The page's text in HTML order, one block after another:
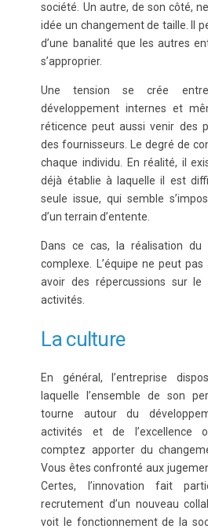
société. Un autre, de son côté,
idée un changement de taille. Il
d’une banalité que les autres
s’approprier.
Une tension se crée
développement internes et
réticence peut aussi venir des
des fournisseurs. Le degré de
chaque individu. En réalité, il
déjà établie à laquelle il est
seule issue, qui semble
d’un terrain d’entente.
Dans ce cas, la réalisation du
complexe. L’équipe ne peut
avoir des répercussions sur le
activités.
La culture
En général, l’entreprise
laquelle l’ensemble de son
tourne autour du
activités et de l’excellence
comptez apporter du
Vous êtes confronté aux
Certes, l’innovation fait
recrutement d’un nouveau
voit le fonctionnement de la